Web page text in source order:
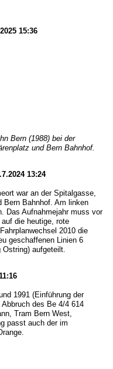
15:36
Bern (1988) bei der
und Bern Bahnhof.
13:24
war an der Spitalgasse,
Bern Bahnhof. Am linken
Das Aufnahmejahr muss vor
die heutige, rote
2010 die
geschaffenen Linien 6
Ostring) aufgeteilt.
1991 (Einführung der
des Be 4/4 614
Tram Bern West,
passt auch der im